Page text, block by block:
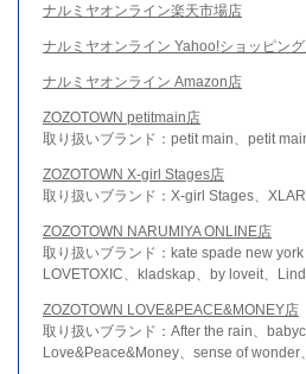
ナルミヤオンライン楽天市場店
ナルミヤオンライン Yahoo!ショッピン
ナルミヤオンライン Amazon店
ZOZOTOWN petitmain店
取り扱いブランド：petit main、petit
ZOZOTOWN X-girl Stages店
取り扱いブランド：X-girl Stages、
ZOZOTOWN NARUMIYA ONLINE店
取り扱いブランド：kate spade new york
LOVETOXIC、kladskap、by loveit、
ZOZOTOWN LOVE&PEACE&MONEY店
取り扱いブランド：After the rain、
Love&Peace&Money、sense of wonder